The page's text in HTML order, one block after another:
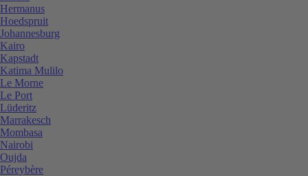
Hermanus
Hoedspruit
Johannesburg
Kairo
Kapstadt
Katima Mulilo
Le Morne
Le Port
Lüderitz
Marrakesch
Mombasa
Nairobi
Oujda
Péreybère